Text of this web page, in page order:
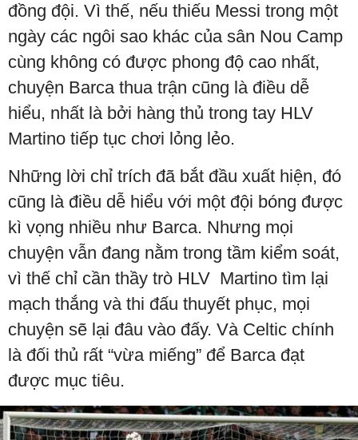
đồng đội. Vì thế, nếu thiếu Messi trong một
ngày các ngôi sao khác của sân Nou Camp
cùng không có được phong độ cao nhất,
chuyện Barca thua trận cũng là điều dễ
hiểu, nhất là bởi hàng thủ trong tay HLV
Martino tiếp tục chơi lỏng lẻo.
Những lời chỉ trích đã bắt đầu xuất hiện, đó
cũng là điều dễ hiểu với một đội bóng được
kì vọng nhiều như Barca. Nhưng mọi
chuyện vẫn đang nằm trong tầm kiểm soát,
vì thế chỉ cần thầy trò HLV Martino tìm lại
mạch thắng và thi đấu thuyết phục, mọi
chuyện sẽ lại đâu vào đấy. Và Celtic chính
là đối thủ rất “vừa miếng” để Barca đạt
được mục tiêu.